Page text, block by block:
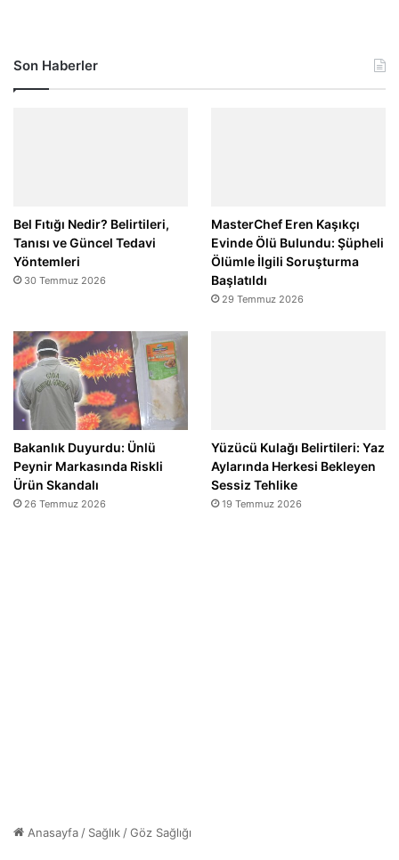
Son Haberler
Bel Fıtığı Nedir? Belirtileri,
Tanısı ve Güncel Tedavi
Yöntemleri
30 Temmuz 2026
MasterChef Eren Kaşıkçı
Evinde Ölü Bulundu: Şüpheli
Ölümle İlgili Soruşturma
Başlatıldı
29 Temmuz 2026
Bakanlık Duyurdu: Ünlü
Peynir Markasında Riskli
Ürün Skandalı
26 Temmuz 2026
Yüzücü Kulağı Belirtileri: Yaz
Aylarında Herkesi Bekleyen
Sessiz Tehlike
19 Temmuz 2026